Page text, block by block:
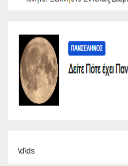
\d\ds